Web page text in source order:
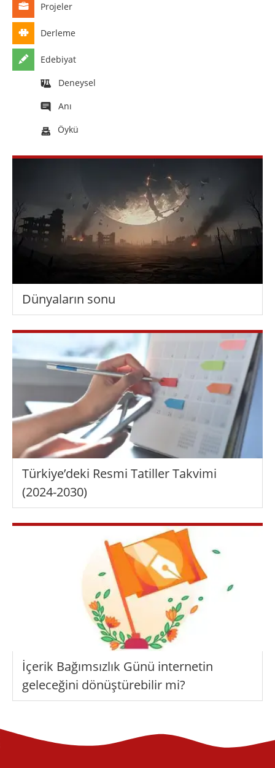
Projeler
Derleme
Edebiyat
Deneysel
Anı
Öykü
Dünyaların sonu
Türkiye’deki Resmi Tatiller Takvimi
(2024-2030)
İçerik Bağımsızlık Günü internetin
geleceğini dönüştürebilir mi?